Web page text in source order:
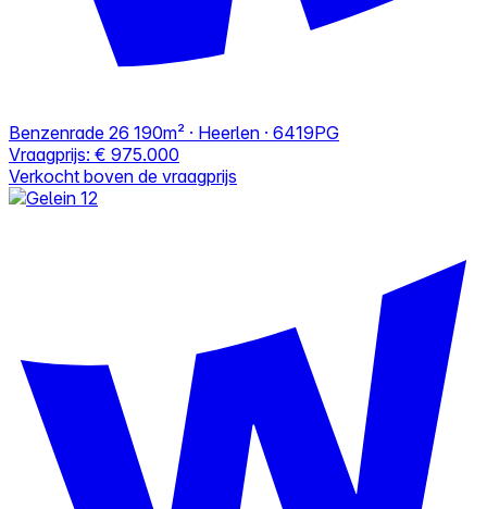
Benzenrade 26 190m² · Heerlen · 6419PG
Vraagprijs: € 975.000
Verkocht boven de vraagprijs